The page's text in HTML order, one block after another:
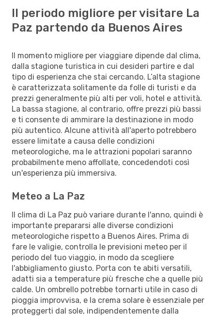
Il periodo migliore per visitare La
Paz partendo da Buenos Aires
Il momento migliore per viaggiare dipende dal clima,
dalla stagione turistica in cui desideri partire e dal
tipo di esperienza che stai cercando. L’alta stagione
è caratterizzata solitamente da folle di turisti e da
prezzi generalmente più alti per voli, hotel e attività.
La bassa stagione, al contrario, offre prezzi più bassi
e ti consente di ammirare la destinazione in modo
più autentico. Alcune attività all'aperto potrebbero
essere limitate a causa delle condizioni
meteorologiche, ma le attrazioni popolari saranno
probabilmente meno affollate, concedendoti così
un'esperienza più immersiva.
Meteo a La Paz
Il clima di La Paz può variare durante l'anno, quindi è
importante prepararsi alle diverse condizioni
meteorologiche rispetto a Buenos Aires. Prima di
fare le valigie, controlla le previsioni meteo per il
periodo del tuo viaggio, in modo da scegliere
l'abbigliamento giusto. Porta con te abiti versatili,
adatti sia a temperature più fresche che a quelle più
calde. Un ombrello potrebbe tornarti utile in caso di
pioggia improvvisa, e la crema solare è essenziale per
proteggerti dal sole, indipendentemente dalla